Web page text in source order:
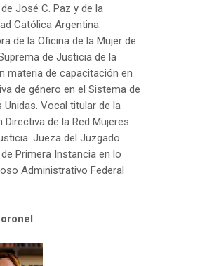
José C. Paz y de la
Católica Argentina.
de la Oficina de la Mujer de
de Justicia de la
materia de capacitación en
de género en el Sistema de
Unidas. Vocal titular de la
Directiva de la Red Mujeres
Jueza del Juzgado
Primera Instancia en lo
Administrativo Federal